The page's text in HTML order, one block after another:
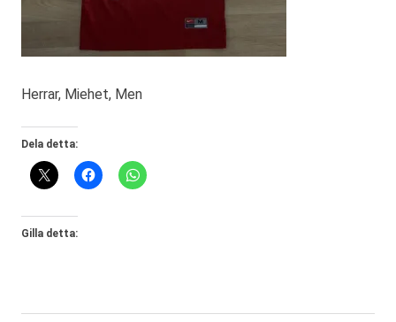
Herrar, Miehet, Men
Dela detta:
Gilla detta: